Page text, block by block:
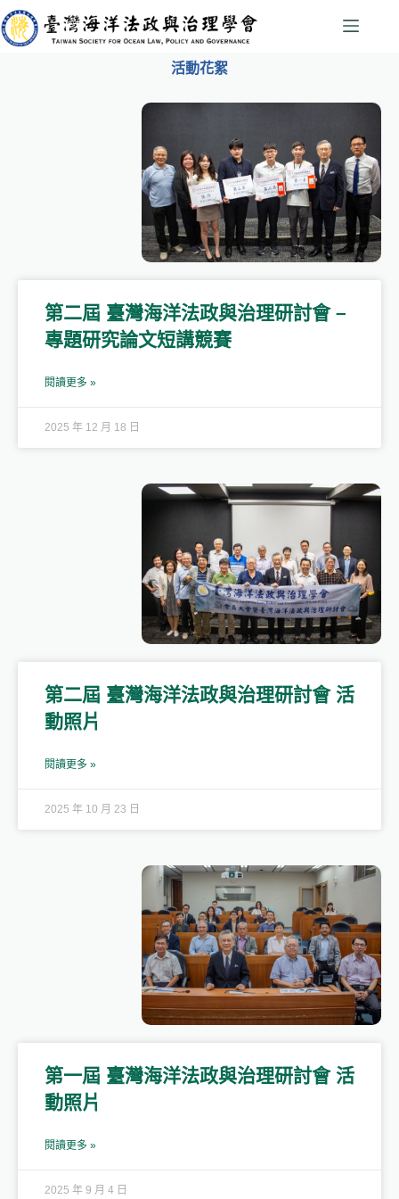
活動花絮
第二屆 臺灣海洋法政與治理研討會 –
專題研究論文短講競賽​
閱讀更多 »
2025 年 12 月 18 日
第二屆 臺灣海洋法政與治理研討會 活
動照片
閱讀更多 »
2025 年 10 月 23 日
第一屆 臺灣海洋法政與治理研討會 活
動照片
閱讀更多 »
2025 年 9 月 4 日